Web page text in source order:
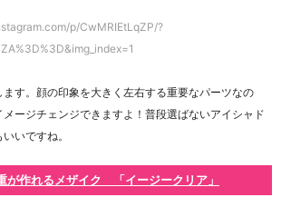
p/CwMRIEtLqZP/?
す。顔の印象を大きく左右する重要なパーツなの
ージチェンジできますよ！普段選ばないアイシャド
いですね。
が作れるメザイク 「イージークリア」